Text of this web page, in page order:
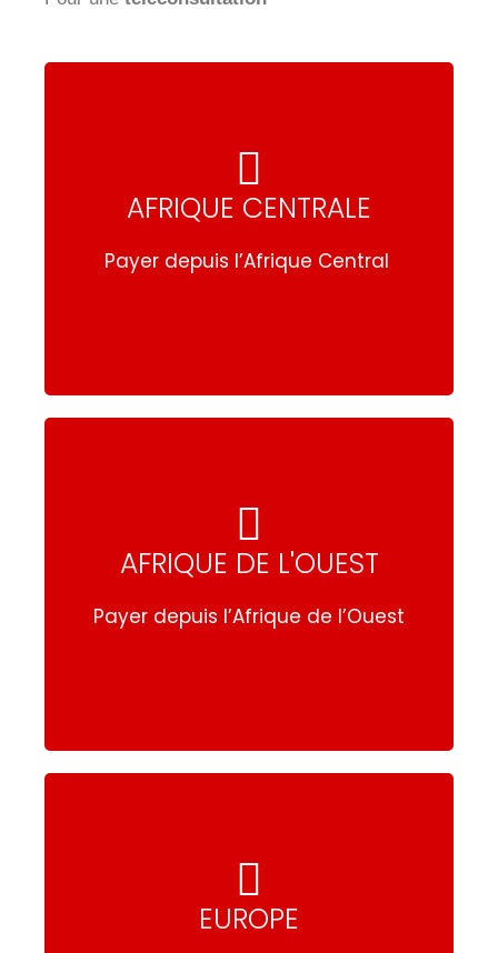
AFRIQUE CENTRALE
Payer depuis l’Afrique Central
AFRIQUE CENTRALE
Payer depuis l’Afrique Centrale
AFRIQUE DE L'OUEST
Payer depuis l’Afrique de l’Ouest
AFRIQUE DE L'OUEST
Payer depuis l’Afrique de l’Ouest
EUROPE
EUROPE